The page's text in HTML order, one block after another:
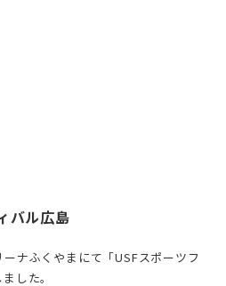
バル広島
ナふくやまにて「USFスポーツフ
した。